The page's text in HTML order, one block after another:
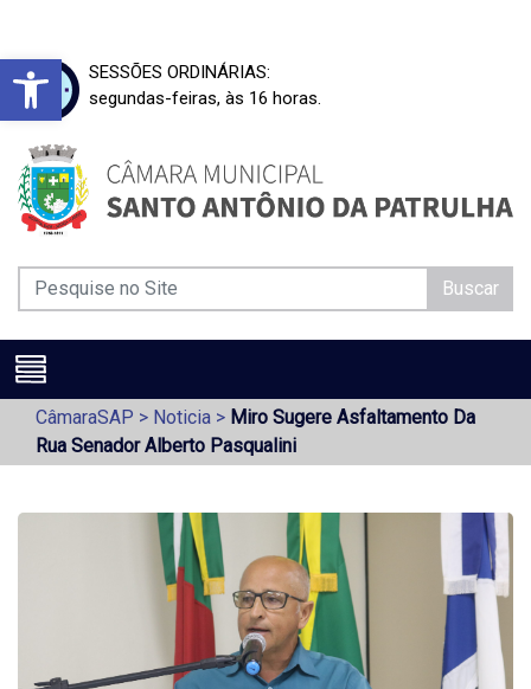
Barra de Ferramentas Aberta
SESSÕES ORDINÁRIAS:
segundas-feiras, às 16 horas.
Buscar
CâmaraSAP > Noticia > Miro Sugere Asfaltamento Da
Rua Senador Alberto Pasqualini